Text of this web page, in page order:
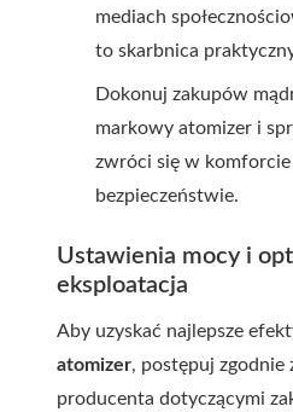
mediach
to skarbnica
Dokonuj zakupów
markowy atomizer i
zwróci się w
bezpieczeństwie.
Ustawienia mocy i
eksploatacja
Aby uzyskać najlepsze
atomizer, postępuj zgodnie
producenta dotyczącymi